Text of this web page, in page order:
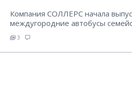
Компания СОЛЛЕРС начала
междугородние автобусы
3